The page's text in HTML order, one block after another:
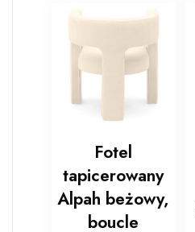
Fotel
tapicerowany
Alpah beżowy,
boucle